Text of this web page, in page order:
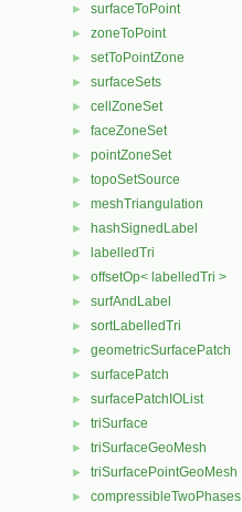
► surfaceToPoint
► zoneToPoint
► setToPointZone
► surfaceSets
► cellZoneSet
► faceZoneSet
► pointZoneSet
► topoSetSource
► meshTriangulation
► hashSignedLabel
► labelledTri
► offsetOp< labelledTri >
► surfAndLabel
► sortLabelledTri
► geometricSurfacePatch
► surfacePatch
► surfacePatchIOList
► triSurface
► triSurfaceGeoMesh
► triSurfacePointGeoMesh
► compressibleTwoPhases